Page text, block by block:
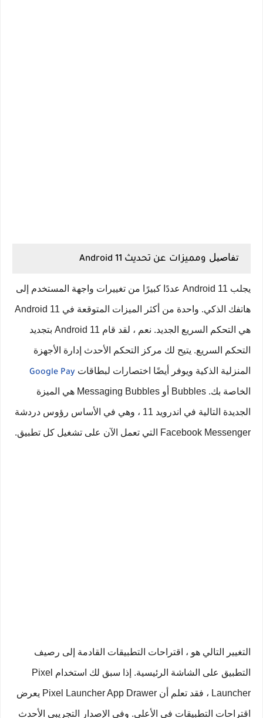
تفاصيل ومميزات عن تحديث Android 11
يجلب Android 11 عددًا كبيرًا من تغييرات واجهة المستخدم إلى
هاتفك الذكي. واحدة من أكثر الميزات المتوقعة في Android 11
هي التحكم السريع الجديد. نعم ، لقد قام Android 11 بتجديد
التحكم السريع. يتيح لك مركز التحكم الأحدث إدارة الأجهزة
المنزلية الذكية ويوفر أيضًا اختصارات لبطاقات Google Pay
الخاصة بك. Bubbles أو Messaging Bubbles هي الميزة
الجديدة التالية في اندرويد 11 ، وهي في الأساس رؤوس دردشة
Facebook Messenger التي تعمل الآن على تشغيل كل تطبيق.
التغيير التالي هو ، اقتراحات التطبيقات القادمة إلى رصيف
التطبيق على الشاشة الرئيسية. إذا سبق لك استخدام Pixel
Launcher ، فقد تعلم أن Pixel Launcher App Drawer يعرض
اقتراحات التطبيقات في الأعلى. وفي الإصدار التجريبي الأحدث